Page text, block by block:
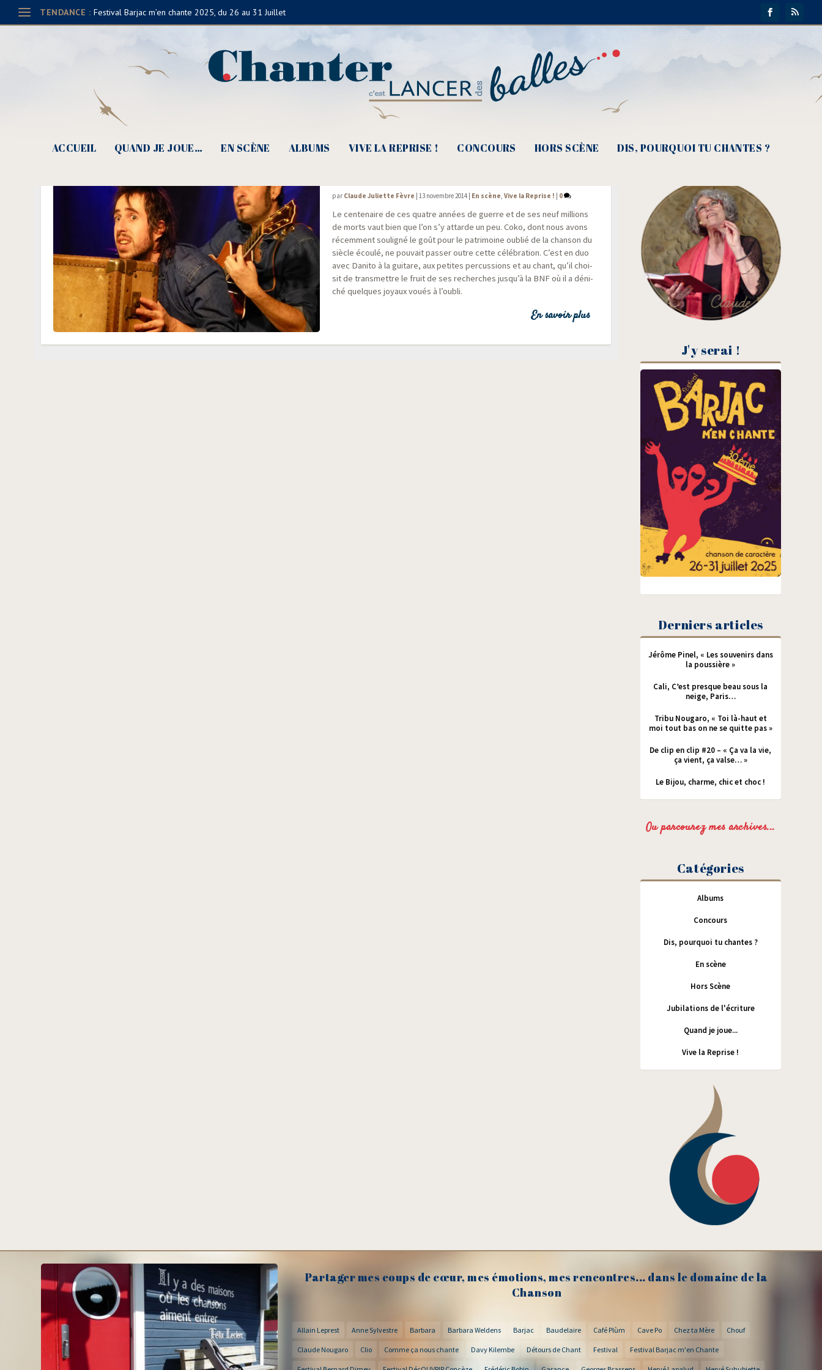
TENDANCE : Festival Barjac m’en chante 2025, du 26 au 31 Juillet
ACCUEIL QUAND JE JOUE… EN SCÈNE ALBUMS VIVE LA REPRISE ! CONCOURS HORS SCÈNE DIS, POURQUOI TU CHANTES ?
par Claude Juliette Fèvre |13 novembre 2014 En scène,Vive la Reprise ! 0
Le cen­te­naire de ces quatre années de guerre et de ses neuf mil­lions
de morts vaut bien que l’on s’y attarde un peu. Coko, dont nous avons
récem­ment sou­li­gné le goût pour le patri­moine oublié de la chan­son du
siècle écou­lé, ne pou­vait pas­ser outre cette célé­bra­tion. C’est en duo
avec Dani­to à la gui­tare, aux petites per­cus­sions et au chant, qu’il choi­
sit de trans­mettre le fruit de ses recherches jusqu’à la BNF où il a déni­
ché quelques joyaux voués à l’oubli.
En savoir plus
J'y serai !
Derniers articles
Jérôme Pinel, « Les souvenirs dans
la poussière »
Cali, C’est presque beau sous la
neige, Paris…
Tribu Nougaro, « Toi là-haut et
moi tout bas on ne se quitte pas »
De clip en clip #20 – « Ça va la vie,
ça vient, ça valse… »
Le Bijou, charme, chic et choc !
Ou parcourez mes archives...
Catégories
Albums
Concours
Dis, pourquoi tu chantes ?
En scène
Hors Scène
Jubilations de l'écriture
Quand je joue...
Vive la Reprise !
Partager mes coups de cœur, mes émotions, mes rencontres... dans le domaine de la
Chanson
Allain Leprest Anne Sylvestre Barbara Barbara Weldens Barjac Baudelaire Café Plùm Cave Po Chez ta Mère Chouf
Claude Nougaro Clio Comme ça nous chante Davy Kilembe Détours de Chant Festival Festival Barjac m'en Chante